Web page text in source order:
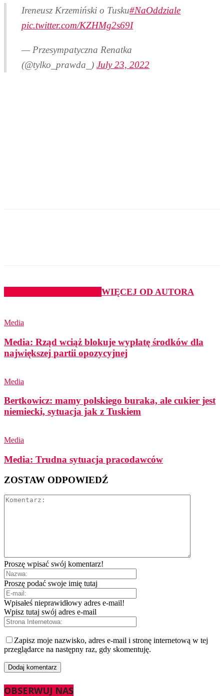
Ireneusz Krzemiński o Tusku#NaOddziale
pic.twitter.com/KZHMg2s69I
— Przesympatyczna Renatka
(@tylko_prawda_) July 23, 2022
WIĘCEJ OD AUTORA
Media
Media: Rząd wciąż blokuje wypłatę środków dla
największej partii opozycyjnej
Media
Bertkowicz: mamy polskiego buraka, ale cukier jest
niemiecki, sytuacja jak z Tuskiem
Media
Media: Trudna sytuacja pracodawców
ZOSTAW ODPOWIEDŹ
Proszę wpisać swój komentarz!
Proszę podać swoje imię tutaj
Wpisałeś nieprawidłowy adres e-mail!
Wpisz tutaj swój adres e-mail
Zapisz moje nazwisko, adres e-mail i stronę internetową w tej
przeglądarce na następny raz, gdy skomentuję.
OBSERWUJ NAS